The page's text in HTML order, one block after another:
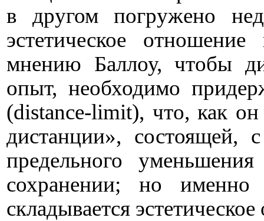
в другом погружено
эстетическое
мнению Баллоу, чтобы
опыт, необходимо
(distance-limit), что, как
дистанции», состоящей,
предельного
сохранении; но
складывается